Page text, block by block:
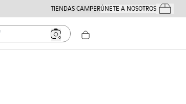
TIENDAS CAMPERÚNETE A NOSOTROSTus